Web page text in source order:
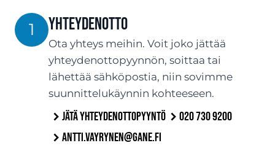
1 Yhteydenotto
Ota yhteys meihin. Voit joko jättää
yhteydenottopyynnön, soittaa tai
lähettää sähköpostia, niin sovimme
suunnittelukäynnin kohteeseen.
Jätä yhteydenottopyyntö
020 730 9200
antti.vayrynen@gane.fi